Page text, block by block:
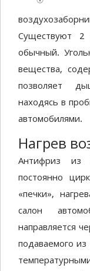
Существуют 2
обычный.
вещества,
позволяет
находясь в
автомобилями.
Нагрев
Антифриз из
постоянно
«печки»,
салон
направляется
подаваемого из